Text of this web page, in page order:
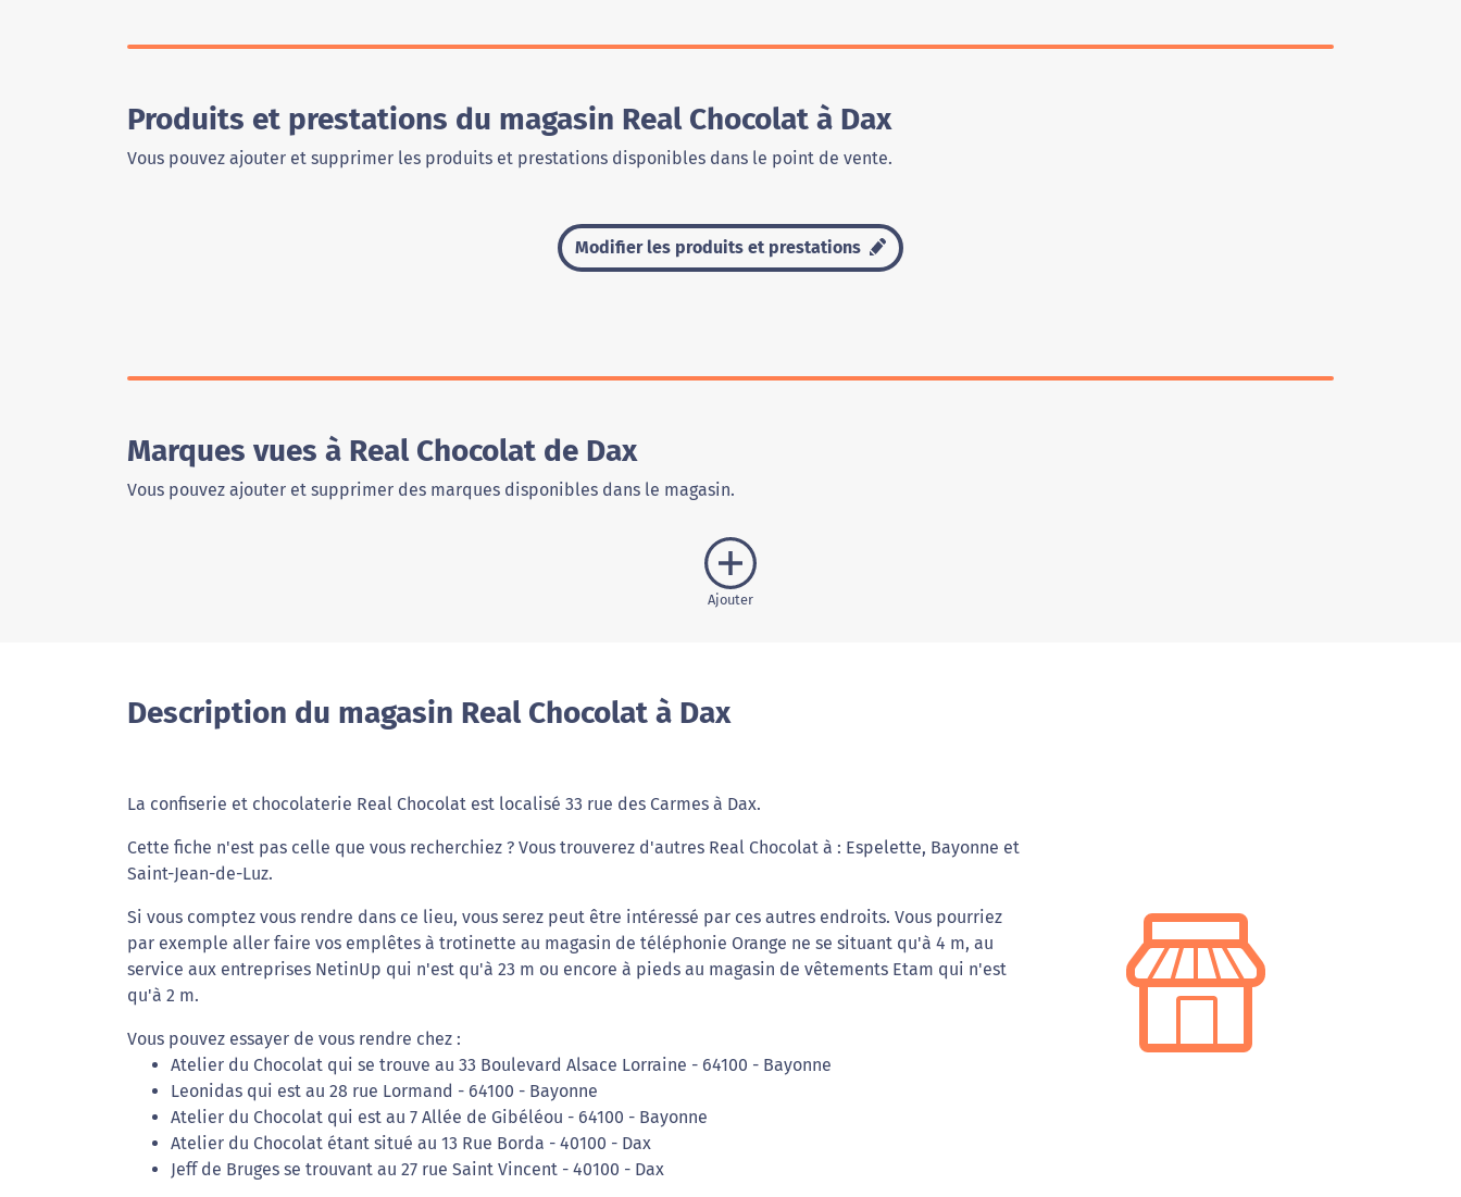
Produits et prestations du magasin Real Chocolat à Dax
Vous pouvez ajouter et supprimer les produits et prestations disponibles dans le point de vente.
Modifier les produits et prestations
Marques vues à Real Chocolat de Dax
Vous pouvez ajouter et supprimer des marques disponibles dans le magasin.
Ajouter
Description du magasin Real Chocolat à Dax
La confiserie et chocolaterie Real Chocolat est localisé 33 rue des Carmes à Dax.
Cette fiche n'est pas celle que vous recherchiez ? Vous trouverez d'autres Real Chocolat à : Espelette, Bayonne et
Saint-Jean-de-Luz.
Si vous comptez vous rendre dans ce lieu, vous serez peut être intéressé par ces autres endroits. Vous pourriez
par exemple aller faire vos emplêtes à trotinette au magasin de téléphonie Orange ne se situant qu'à 4 m, au
service aux entreprises NetinUp qui n'est qu'à 23 m ou encore à pieds au magasin de vêtements Etam qui n'est
qu'à 2 m.
Vous pouvez essayer de vous rendre chez :
Atelier du Chocolat qui se trouve au 33 Boulevard Alsace Lorraine - 64100 - Bayonne
Leonidas qui est au 28 rue Lormand - 64100 - Bayonne
Atelier du Chocolat qui est au 7 Allée de Gibéléou - 64100 - Bayonne
Atelier du Chocolat étant situé au 13 Rue Borda - 40100 - Dax
Jeff de Bruges se trouvant au 27 rue Saint Vincent - 40100 - Dax